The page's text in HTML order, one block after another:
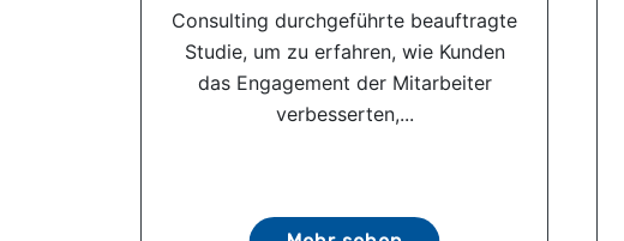
Consulting durchgeführte beauftragte
Studie, um zu erfahren, wie Kunden
das Engagement der Mitarbeiter
verbesserten,...